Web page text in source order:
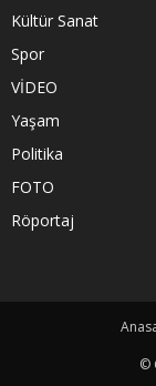
Kültür Sanat
Spor
VİDEO
Yaşam
Politika
FOTO
Röportaj
©